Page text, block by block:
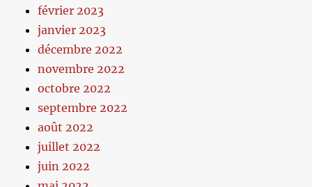
février 2023
janvier 2023
décembre 2022
novembre 2022
octobre 2022
septembre 2022
août 2022
juillet 2022
juin 2022